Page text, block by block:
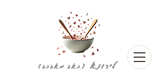
לירונא(באה מאהבה)